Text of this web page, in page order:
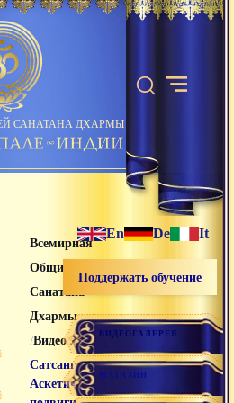
САНАТАНА ДХАРМЫ
Всемирная
Община
Санатана
Дхармы
/Видео лекции/
Сатсанг
Аскетические
En De It
Поддержать обучение
ВИДЕОГАЛЕРЕЯ
МАГАЗИН